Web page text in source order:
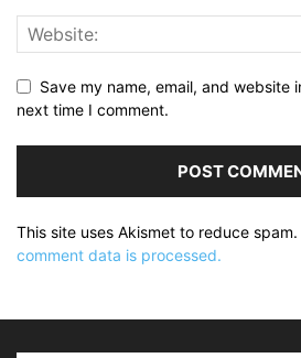
Save my name, email, and website
next time I comment.
This site uses Akismet to reduce spam.
comment data is processed.